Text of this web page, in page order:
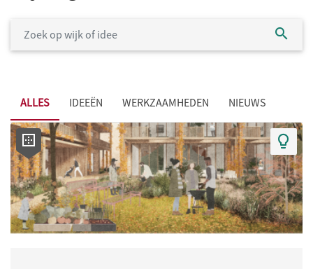
ALLES IDEEËN WERKZAAMHEDEN NIEUWS